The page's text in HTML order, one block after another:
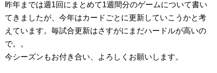
昨年までは週1回にまとめて1週間分のゲームについて書い
てきましたが、今年はカードごとに更新していこうかと考
えています。毎試合更新はさすがにまだハードルが高いの
で。。
今シーズンもお付き合い、よろしくお願いします。